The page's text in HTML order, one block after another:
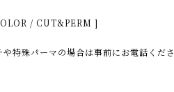
/ CUT&PERM ]
特殊パーマの場合は事前にお電話くだ